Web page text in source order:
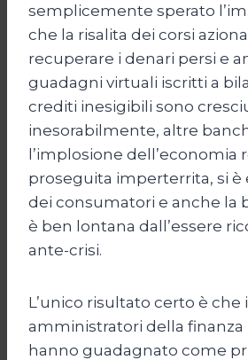
semplicemente sperato
che la risalita dei corsi
recuperare i denari persi e
guadagni virtuali iscritti a
crediti inesigibili sono
inesorabilmente, altre
l’implosione dell’economia
proseguita imperterrita, si è
dei consumatori e anche la
è ben lontana dall’essere
ante-crisi.
L’unico risultato certo è che
amministratori della
hanno guadagnato come